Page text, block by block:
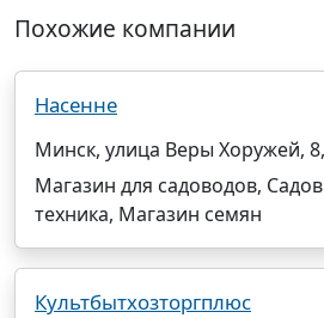
Похожие компании
Насенне
Минск, улица Веры Хоружей,
Магазин для садоводов,
техника, Магазин семян
Культбытхозторгплюс